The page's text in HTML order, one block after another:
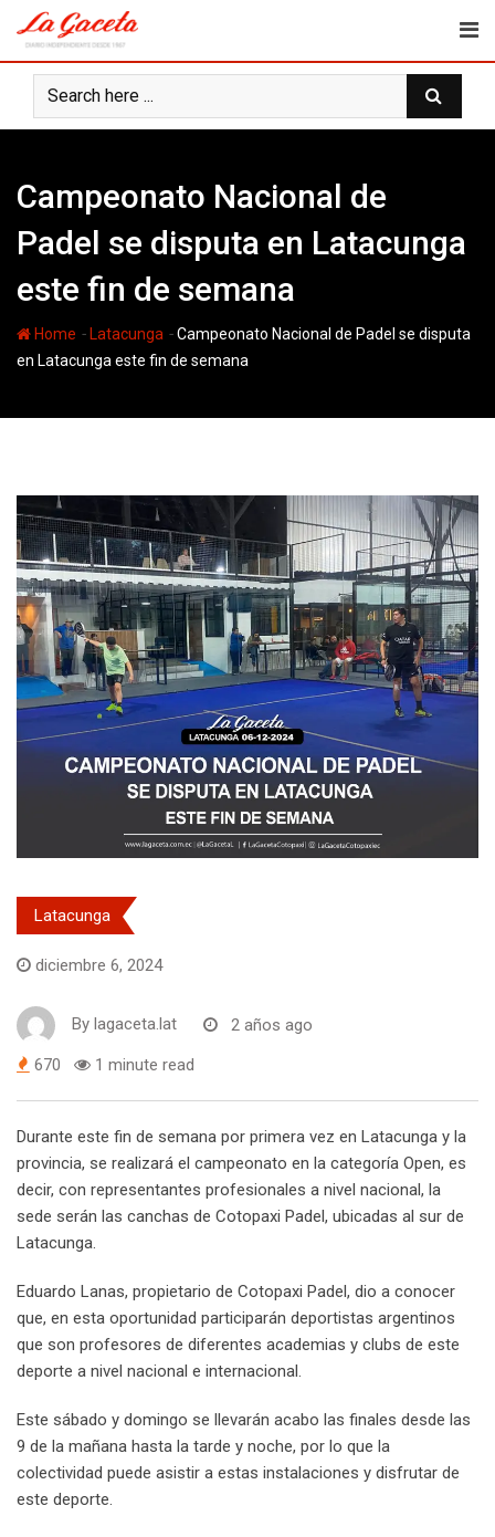
content
Campeonato Nacional de
Padel se disputa en Latacunga
este fin de semana
Home - Latacunga -Campeonato Nacional de Padel se disputa
en Latacunga este fin de semana
Latacunga
diciembre 6, 2024
By lagaceta.lat 2 años ago
670 1 minute read
Durante este fin de semana por primera vez en Latacunga y la
provincia, se realizará el campeonato en la categoría Open, es
decir, con representantes profesionales a nivel nacional, la
sede serán las canchas de Cotopaxi Padel, ubicadas al sur de
Latacunga.
Eduardo Lanas, propietario de Cotopaxi Padel, dio a conocer
que, en esta oportunidad participarán deportistas argentinos
que son profesores de diferentes academias y clubs de este
deporte a nivel nacional e internacional.
Este sábado y domingo se llevarán acabo las finales desde las
9 de la mañana hasta la tarde y noche, por lo que la
colectividad puede asistir a estas instalaciones y disfrutar de
este deporte.